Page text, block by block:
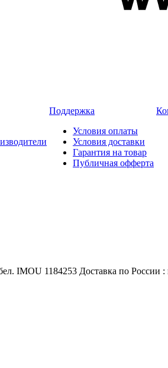
Поддержка
Условия оплаты
Условия доставки
Гарантия на товар
Публичная офферта
IMOU 1184253 Доставка по России